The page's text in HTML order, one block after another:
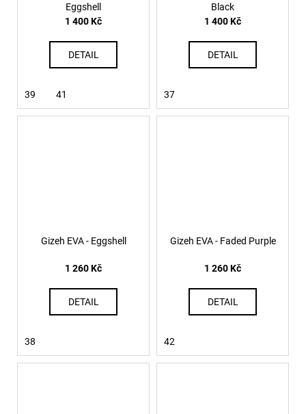
Eggshell
1 400 Kč
DETAIL
39 41
Black
1 400 Kč
DETAIL
37
Gizeh EVA - Eggshell
1 260 Kč
DETAIL
38
Gizeh EVA - Faded Purple
1 260 Kč
DETAIL
42